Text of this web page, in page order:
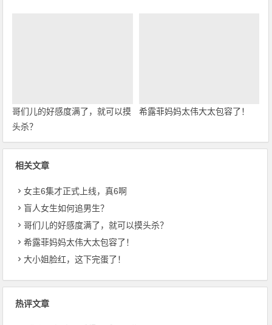
哥们儿的好感度满了，就可以摸
头杀？
希露菲妈妈太伟大太包容了！
相关文章
女主6集才正式上线，真6啊
盲人女生如何追男生？
哥们儿的好感度满了，就可以摸头杀？
希露菲妈妈太伟大太包容了！
大小姐脸红，这下完蛋了！
热评文章